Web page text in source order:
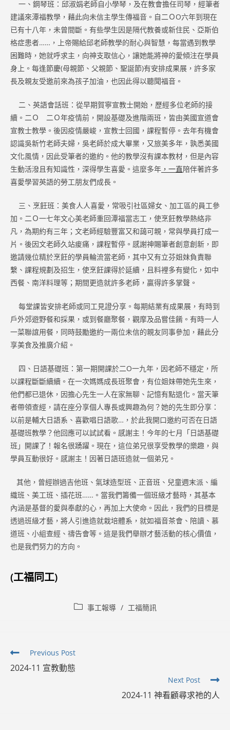
一、鋼琴班：邱淑娟老師自小學琴，及在教會擔任司琴，經筆者
建議來潭福教學，藉此向未信主學生傳福音。自二ＯO六年到現在
已有十八年，未曾間斷。有些學生因是隔代教養或新住民、亞斯伯
格症患者……，上帝賜給邱老師教學的耐心與智慧，每當遇到教學
困難時，她就呼求主，向神支取信心，讓她能將神的愛傾注在學員
身上。每逢節慶(母親節、父親節、聖誕節)有安排成果展，許多家
長及親友受邀前來為孩子加油，也因此得以聽聞福音。
二、英語會話班：從早期賀寧宣教士開始，歷經多位老師的接
續。二Ｏ 二Ｏ年疫情前，開設基礎及進階兩班，皆由美國宣道會
宣教士教學。後因疫情嚴峻，宣教士回國，課程暫停。去年有機會
認識吳新竹老師夫婦，吳老師於成大畢業，又旅美多年，孰悉美國
文化風情，因此受筆者的邀約。他的教學沒有課本教材，但是內容
生動活潑且有知識性，深得學生喜愛。這麼多年 ，一直陪伴著許多
喜愛學習英語的勞工朋友們成長。
三、烹飪班：美食人人喜愛，常吸引社區婦女、加工區的員工參
加。二Ｏ一七年文心美老師重回潭福當志工，使烹飪教學熱絡非
凡，為期約有三年；文老師經驗豐富又和藹可親，常與學員打成一
片。後因文老師久站痠痛，課程暫停。感謝神賜筆者創意創新，即
邀請幾位精於烹飪的學員輪流當老師，其中又有立芬姐妹負責聯
繫、課程規劃及招生，使烹飪課得於延續，且料裡多有變化，如中
西餐、南洋料理等；期間更造就許多老師，贏得許多掌聲。
每堂課皆安排老師或同工見證分享。每期結業有成果展，有時到
戶外郊遊野餐和採果，或到餐廳聚餐，觀摩及品嘗佳餚。有時一人
一菜聯誼用餐，同時鼓勵邀約一兩位未信的親友同事參加，藉此分
享美食及推廣介紹。
四、日語基礎班：第一期開課於二O一九年，因老師不穩定，所
以課程斷斷續續。在一次媽媽成長班聚會，有位姐妹帶她先生來，
他們都已退休，因擔心先生一人在家無聊、記憶有點退化。當天筆
者帶領查經，請在座分享個人專長或興趣為何？她的先生即分享：
以前是輔大日語系、喜歡唱日語歌…，於此我開口邀約可否在日語
基礎班教學？他回應可以試試看。感謝主！今年的七月「日語基礎
班」開課了！報名很踴躍。現在，這位弟兄很享受教學的樂趣，與
學員互動很好。感謝主！因著日語班造就一個弟兄。
其他，曾經辦過吉他班、氣球造型班、正音班、兒童週末派、編
織班、美工班、插花班……。當我們籌備一個班級才藝時，其基本
內涵是基督的愛與奉獻的心，再加上大使命。因此，我們的目標是
透過班級才藝，將人引進造就栽培體系，就如福音茶會、陪讀、慕
道班、小組查經、禱告會等。這是我們舉辦才藝活動的核心價值，
也是我們努力的方向。
(工福同工)
Post事工報導 / 工福簡訊
Read
articles
Previous Post
2024-11 宣教動態
Next Post
2024-11 神看顧尋求祂的人